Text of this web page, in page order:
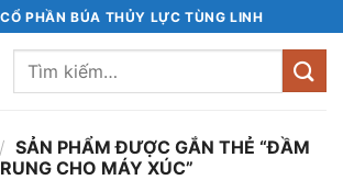
PHẦN BÚA THỦY LỰC TÙNG LINH
Tìm
/ SẢN PHẨM ĐƯỢC GẮN THẺ “ĐẦM
RUNG CHO MÁY XÚC”